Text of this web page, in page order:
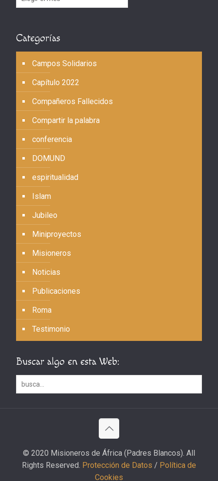
Categorías
Campos Solidarios
Capítulo 2022
Compañeros Fallecidos
Compartir la palabra
conferencia
DOMUND
espiritualidad
Islam
Jubileo
Miniproyectos
Misioneros
Noticias
Publicaciones
Roma
Testimonio
Buscar algo en esta Web:
© 2020 Misioneros de África (Padres Blancos). All
Rights Reserved. Protección de Datos / Política de
Cookies